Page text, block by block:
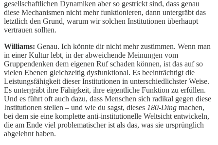
gesellschaftlichen Dynamiken aber so gestrickt sind, dass genau
diese Mechanismen nicht mehr funktionieren, dann untergräbt das
letztlich den Grund, warum wir solchen Institutionen überhaupt
vertrauen sollten.
Williams: Genau. Ich könnte dir nicht mehr zustimmen. Wenn man
in einer Kultur lebt, in der abweichende Meinungen vom
Gruppendenken dem eigenen Ruf schaden können, ist das auf so
vielen Ebenen gleichzeitig dysfunktional. Es beeinträchtigt die
Leistungsfähigkeit dieser Institutionen in unterschiedlichster Weise.
Es untergräbt ihre Fähigkeit, ihre eigentliche Funktion zu erfüllen.
Und es führt oft auch dazu, dass Menschen sich radikal gegen diese
Institutionen stellen – und wie du sagst, dieses 180-Ding machen,
bei dem sie eine komplette anti-institutionelle Weltsicht entwickeln,
die am Ende viel problematischer ist als das, was sie ursprünglich
abgelehnt haben.